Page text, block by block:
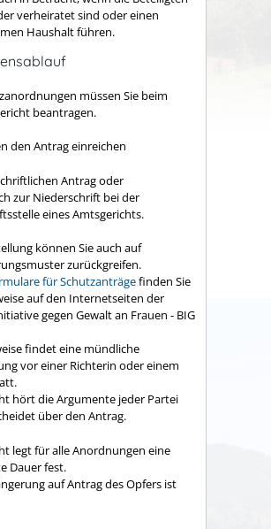
verheiratet sind oder einen
Haushalt führen.
müssen Sie beim
beantragen.
den Antrag einreichen
Antrag oder
zur Niederschrift bei der
eines Amtsgerichts.
können Sie auch auf
zurückgreifen.
für Schutzanträgefinden Sie
auf den Internetseiten der
gegen Gewalt an Frauen - BIG
findet eine mündliche
vor einer Richterin oder einem
hört die Argumente jeder Partei
über den Antrag.
legt für alle Anordnungen eine
Dauer fest.
auf Antrag des Opfers ist